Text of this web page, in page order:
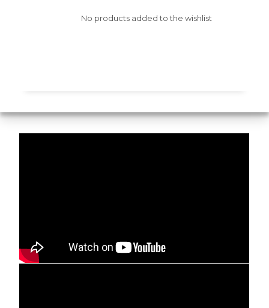
No products added to the wishlist